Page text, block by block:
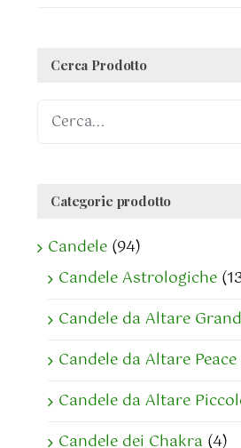
Cerca Prodotto
Categorie prodotto
Candele (94)
Candele Astrologiche
Candele da Altare
Candele da Altare
Candele da Altare
Candele dei Chakra (4)